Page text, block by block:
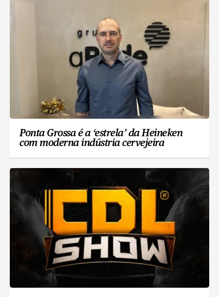
Ponta Grossa é a ‘estrela’ da Heineken
com moderna indústria cervejeira